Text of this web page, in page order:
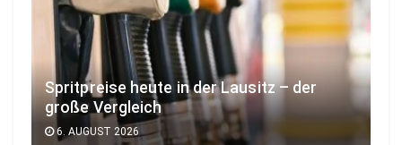
Spritpreise heute in der Lausitz – der
große Vergleich
6. AUGUST 2026